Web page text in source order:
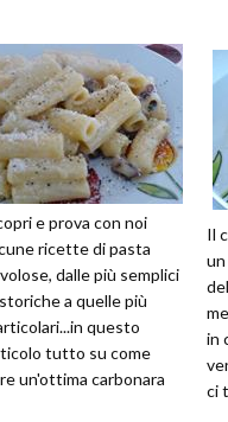
e prova con noi
ricette di pasta
dalle più semplici
a quelle più
questo
tutto su come
un'ottima carbonara
Il
in
ci